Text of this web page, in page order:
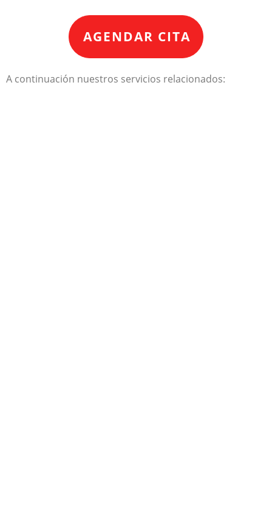
AGENDAR CITA
A continuación nuestros servicios relacionados: